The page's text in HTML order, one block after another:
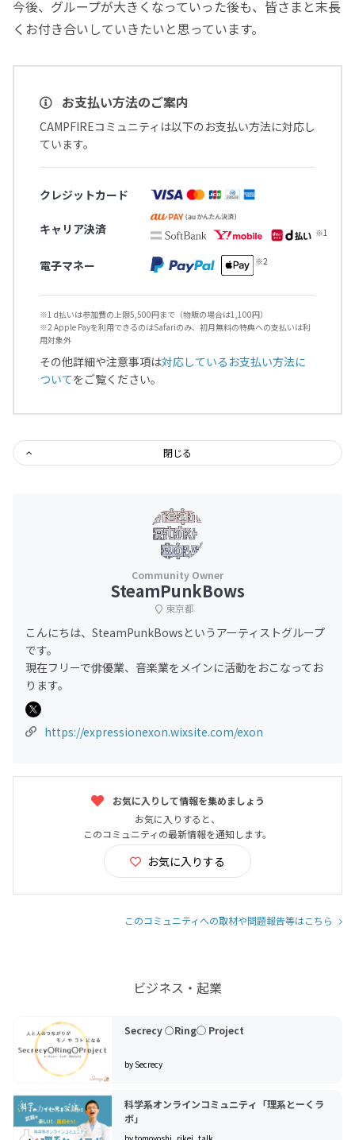
今後、グループが大きくなっていった後も、皆さまと末長
くお付き合いしていきたいと思っています。
お支払い方法のご案内
CAMPFIREコミュニティは以下のお支払い方法に対応し
ています。
クレジットカード
キャリア決済
電子マネー
※1 d払いは参加費の上限5,500円まで（物販の場合は1,100円）
※2 Apple Payを利用できるのはSafariのみ、初月無料の特典への支払いは利
用対象外
その他詳細や注意事項は対応しているお支払い方法に
ついてをご覧ください。
閉じる
SteamPunkBows
東京都
こんにちは、SteamPunkBowsというアーティストグループ
です。
現在フリーで俳優業、音楽業をメインに活動をおこなってお
ります。
https://expressionexon.wixsite.com/exon
お気に入りして情報を集めましょう
お気に入りすると、
このコミュニティの最新情報を通知します。
お気に入りする
このコミュニティへの取材や問題報告等はこちら
ビジネス・起業
Secrecy ○Ring◯ Project
by Secrecy
科学系オンラインコミュニティ「理系とーくラ
ボ」